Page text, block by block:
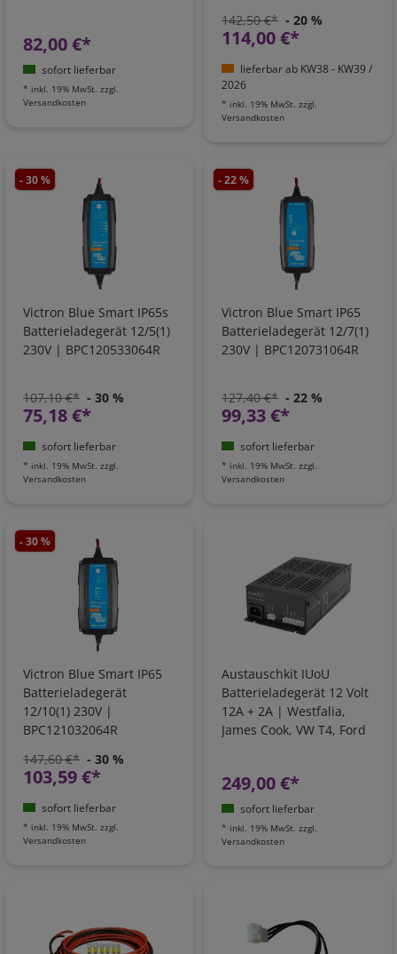
82,00 €*
sofort lieferbar
* inkl. 19% MwSt. zzgl.
Versandkosten
142,50 €* - 20 %
114,00 €*
lieferbar ab KW38 - KW39 /
2026
* inkl. 19% MwSt. zzgl.
Versandkosten
- 30 %
Victron Blue Smart IP65s
Batterieladegerät 12/5(1)
230V | BPC120533064R
107,10 €* - 30 %
75,18 €*
sofort lieferbar
* inkl. 19% MwSt. zzgl.
Versandkosten
- 22 %
Victron Blue Smart IP65
Batterieladegerät 12/7(1)
230V | BPC120731064R
127,40 €* - 22 %
99,33 €*
sofort lieferbar
* inkl. 19% MwSt. zzgl.
Versandkosten
- 30 %
Victron Blue Smart IP65
Batterieladegerät
12/10(1) 230V |
BPC121032064R
147,60 €* - 30 %
103,59 €*
sofort lieferbar
* inkl. 19% MwSt. zzgl.
Versandkosten
Austauschkit IUoU
Batterieladegerät 12 Volt
12A + 2A | Westfalia,
James Cook, VW T4, Ford
249,00 €*
sofort lieferbar
* inkl. 19% MwSt. zzgl.
Versandkosten